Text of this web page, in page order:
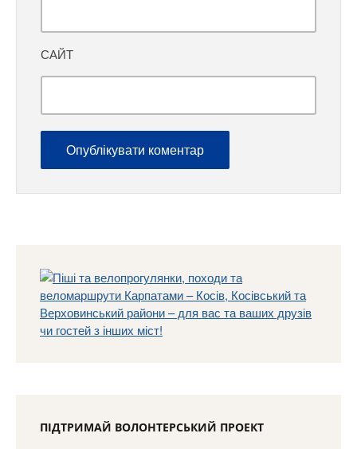
САЙТ
ПІДТРИМАЙ ВОЛОНТЕРСЬКИЙ ПРОЕКТ